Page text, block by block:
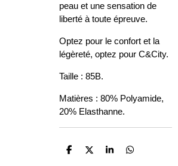
peau et une sensation de
liberté à toute épreuve.
Optez pour le confort et la
légèreté, optez pour C&City.
Taille : 85B.
Matières : 80% Polyamide,
20% Elasthanne.
P
P
P
P